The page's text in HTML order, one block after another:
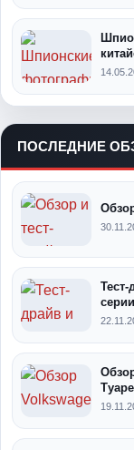
ПОСЛЕДНИЕ